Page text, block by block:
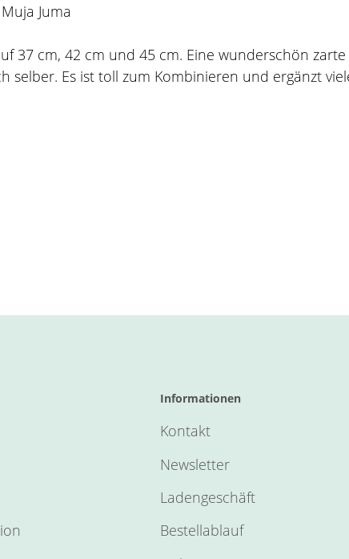
Juma
37 cm, 42 cm und 45 cm. Eine wunderschön
Es ist toll zum Kombinieren und ergänzt
Informationen
Kontakt
Newsletter
Ladengeschäft
Bestellablauf